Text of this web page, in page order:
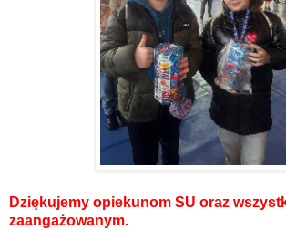
Dziękujemy opiekunom SU oraz
zaangażowanym.